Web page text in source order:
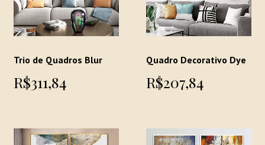
Trio de Quadros Blur
R$311,84
Quadro Decorativo Dye
R$207,84